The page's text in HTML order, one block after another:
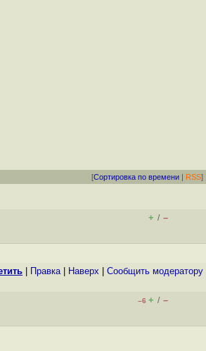
[Сортировка по времени | RSS]
+ / –
Правка| Наверх Cообщить модератору
–6 + / –